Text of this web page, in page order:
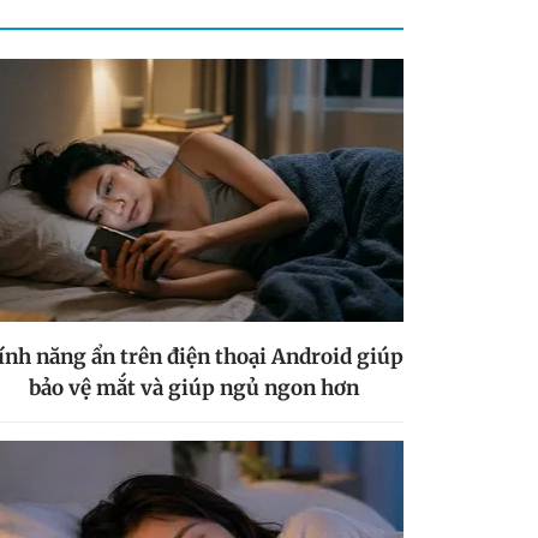
năng ẩn trên điện thoại Android giúp
bảo vệ mắt và giúp ngủ ngon hơn